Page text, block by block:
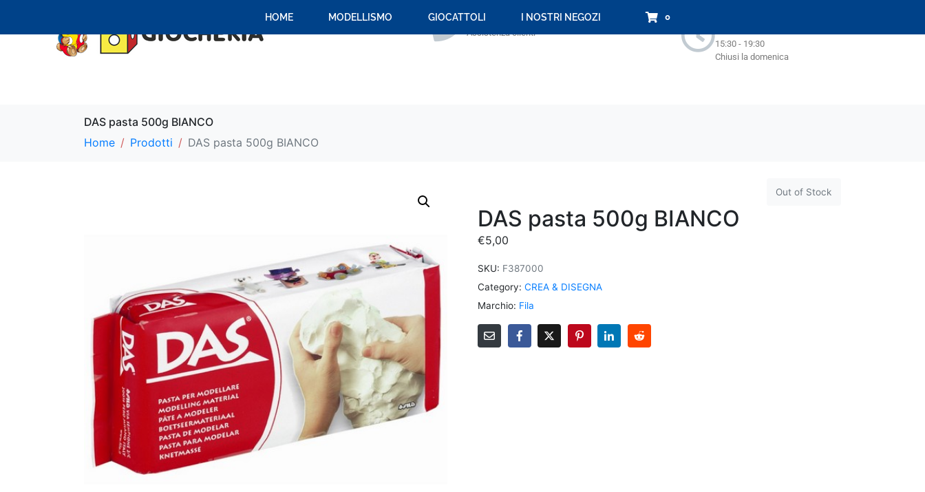
+39 059 694 092
Assistenza clienti
15:30 - 19:30
Chiusi la domenica
HOME MODELLISMO GIOCATTOLI I NOSTRI NEGOZI 0
DAS pasta 500g BIANCO
Home
Prodotti DAS pasta 500g BIANCO
Out of Stock
DAS pasta 500g BIANCO
€5,00
SKU: F387000
Category: CREA & DISEGNA
Marchio: Fila